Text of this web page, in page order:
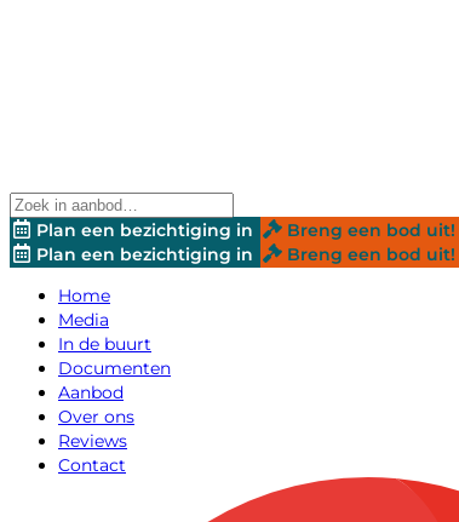
Plan een bezichtiging in Breng een bod uit!
Plan een bezichtiging in
Breng een bod uit!
Home
Media
In de buurt
Documenten
Aanbod
Over ons
Reviews
Contact